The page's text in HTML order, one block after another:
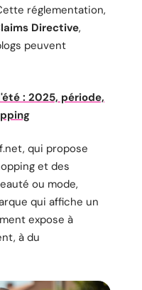
réglementation,
Directive,
peuvent
: 2025, période,
qui propose
et des
ou mode,
qui affiche un
expose à
à du